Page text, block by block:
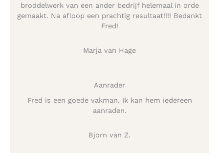
broddelwerk van een ander bedrijf helemaal in orde
gemaakt. Na afloop een prachtig resultaat!!!! Bedankt
Fred!
Marja van Hage
Aanrader
Fred is een goede vakman. Ik kan hem iedereen
aanraden.
Bjorn van Z.